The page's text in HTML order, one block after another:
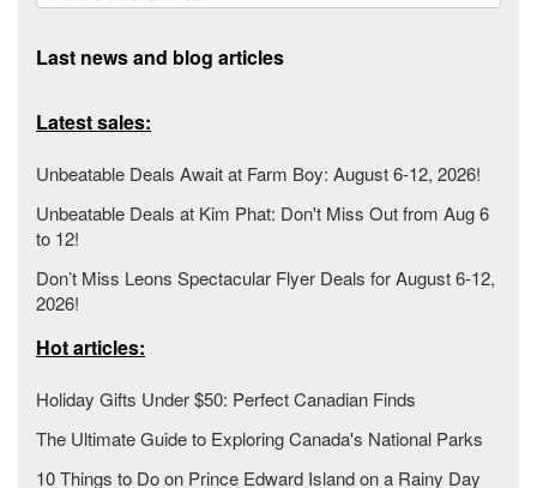
Last news and blog articles
Latest sales:
Unbeatable Deals Await at Farm Boy: August 6-12, 2026!
Unbeatable Deals at Kim Phat: Don't Miss Out from Aug 6
to 12!
Don’t Miss Leons Spectacular Flyer Deals for August 6-12,
2026!
Hot articles:
Holiday Gifts Under $50: Perfect Canadian Finds
The Ultimate Guide to Exploring Canada's National Parks
10 Things to Do on Prince Edward Island on a Rainy Day